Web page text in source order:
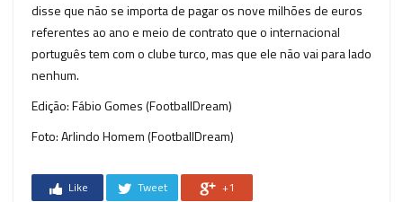
disse que não se importa de pagar os nove milhões de euros
referentes ao ano e meio de contrato que o internacional
português tem com o clube turco, mas que ele não vai para lado
nenhum.
Edição: Fábio Gomes (FootballDream)
Foto: Arlindo Homem (FootballDream)
Like Tweet +1